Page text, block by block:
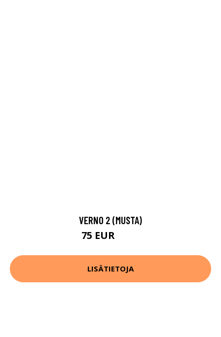
VERNO 2 (MUSTA)
75 EUR
LISÄTIETOJA